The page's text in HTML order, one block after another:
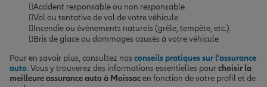
Accident responsable ou non responsable
Vol ou tentative de vol de votre véhicule
Incendie ou événements naturels (grêle, tempête, etc.)
Bris de glace ou dommages causés à votre véhicule
Pour en savoir plus, consultez nos conseils pratiques sur l'assurance
auto. Vous y trouverez des informations essentielles pourchoisir la
meilleure assurance auto à Moissacen fonction de votre profil et de